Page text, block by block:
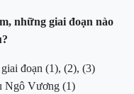
những giai đoạn nào
giai đoạn (1), (2), (3)
Ngô Vương (1)